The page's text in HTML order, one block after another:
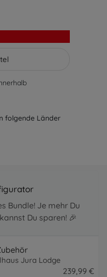
folgende Länder
Bundle! Je mehr Du
Du sparen! 🎉
Jura Lodge
239,99 €